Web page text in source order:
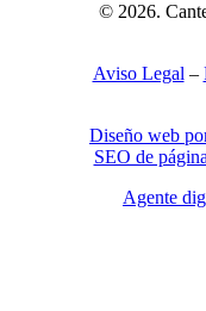
© 2026.
Aviso Legal –
Diseño web
SEO de
Agente